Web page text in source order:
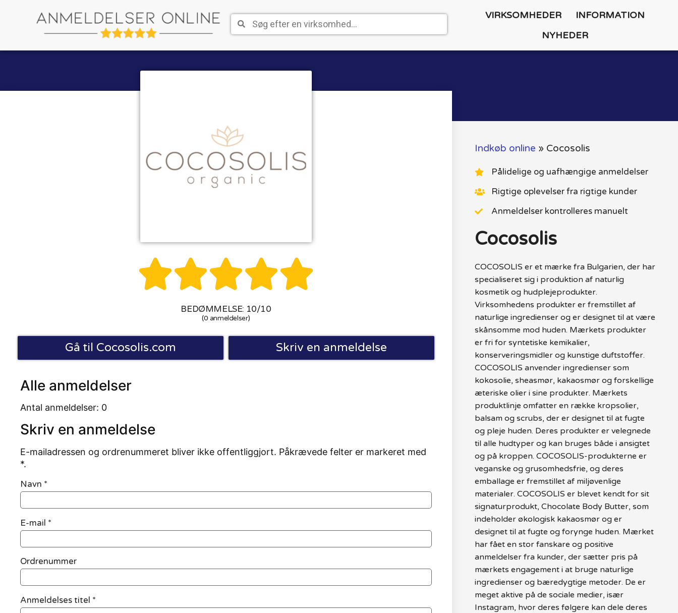
VIRKSOMHEDER
INFORMATION
NYHEDER

BEDØMMELSE: 10/10
(0 anmeldelser)
Gå til Cocosolis.com Skriv en anmeldelse
Alle anmeldelser
Antal anmeldelser: 0
Skriv en anmeldelse
E-mailadressen og ordrenummeret bliver ikke offentliggjort. Påkrævede felter er markeret med
*.
Navn *
E-mail *
Ordrenummer
Anmeldelses titel *
Indkøb online » Cocosolis
Pålidelige og uafhængige anmeldelser
Rigtige oplevelser fra rigtige kunder
Anmeldelser kontrolleres manuelt
Cocosolis
COCOSOLIS er et mærke fra Bulgarien, der har
specialiseret sig i produktion af naturlig
kosmetik og hudplejeprodukter.
Virksomhedens produkter er fremstillet af
naturlige ingredienser og er designet til at være
skånsomme mod huden. Mærkets produkter
er fri for syntetiske kemikalier,
konserveringsmidler og kunstige duftstoffer.
COCOSOLIS anvender ingredienser som
kokosolie, sheasmør, kakaosmør og forskellige
æteriske olier i sine produkter. Mærkets
produktlinje omfatter en række kropsolier,
balsam og scrubs, der er designet til at fugte
og pleje huden. Deres produkter er velegnede
til alle hudtyper og kan bruges både i ansigtet
og på kroppen. COCOSOLIS-produkterne er
veganske og grusomhedsfrie, og deres
emballage er fremstillet af miljøvenlige
materialer. COCOSOLIS er blevet kendt for sit
signaturprodukt, Chocolate Body Butter, som
indeholder økologisk kakaosmør og er
designet til at fugte og forynge huden. Mærket
har fået en stor fanskare og positive
anmeldelser fra kunder, der sætter pris på
mærkets engagement i at bruge naturlige
ingredienser og bæredygtige metoder. De er
meget aktive på de sociale medier, især
Instagram, hvor deres følgere kan dele deres